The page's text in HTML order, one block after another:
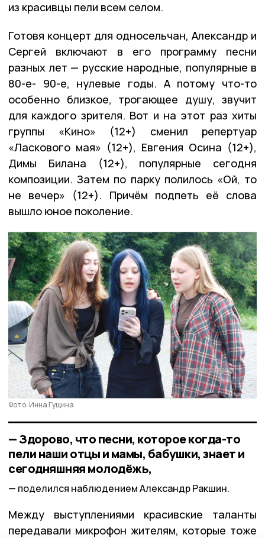
из красивцы пели всем селом.
Готовя концерт для односельчан, Александр и
Сергей включают в его программу песни
разных лет — русские народные, популярные в
80-е- 90-е, нулевые годы. А потому что-то
особенно близкое, трогающее душу, звучит
для каждого зрителя. Вот и на этот раз хиты
группы «Кино» (12+) сменил репертуар
«Ласкового мая» (12+), Евгения Осина (12+),
Димы Билана (12+), популярные сегодня
композиции. Затем по парку полилось «Ой, то
не вечер» (12+). Причём подпеть её слова
вышло юное поколение.
Фото: Инна Гущина
— Здорово, что песни, которое когда-то
пели наши отцы и мамы, бабушки, знает и
сегодняшняя молодёжь,
поделился наблюдением Александр Ракшин.
Между выступлениями красивские таланты
передавали микрофон жителям, которые тоже